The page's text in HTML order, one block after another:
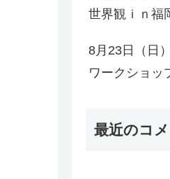
世界観ｉｎ福
8月23日（日
ワークショッ
最近のコ